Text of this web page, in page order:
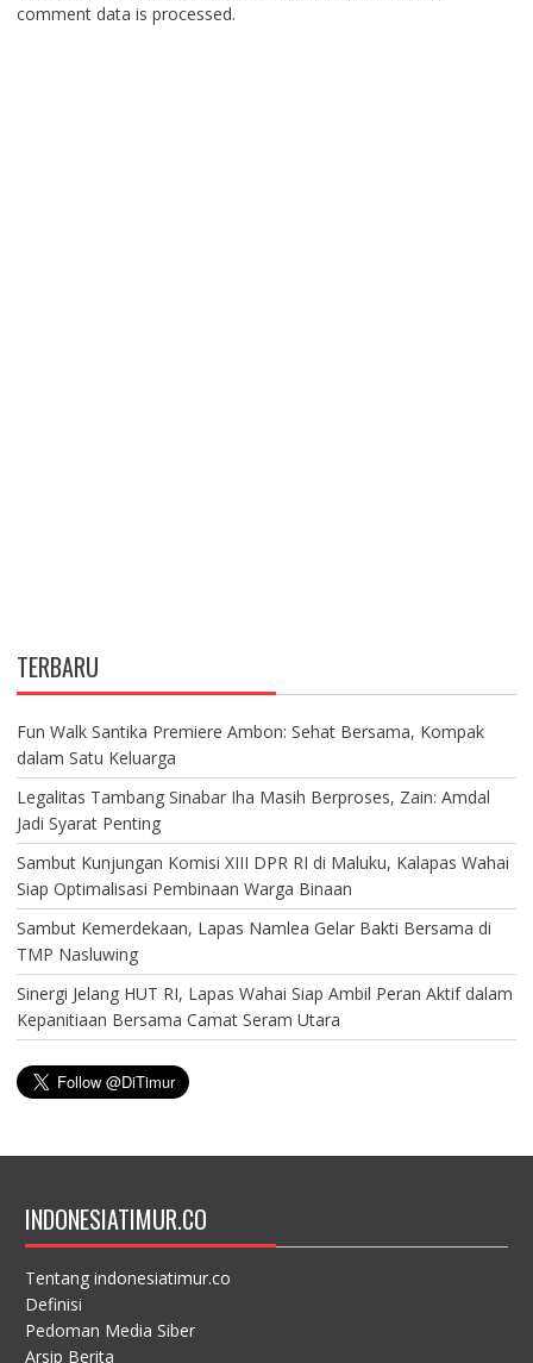
comment data is processed.
TERBARU
Fun Walk Santika Premiere Ambon: Sehat Bersama, Kompak
dalam Satu Keluarga
Legalitas Tambang Sinabar Iha Masih Berproses, Zain: Amdal
Jadi Syarat Penting
Sambut Kunjungan Komisi XIII DPR RI di Maluku, Kalapas Wahai
Siap Optimalisasi Pembinaan Warga Binaan
Sambut Kemerdekaan, Lapas Namlea Gelar Bakti Bersama di
TMP Nasluwing
Sinergi Jelang HUT RI, Lapas Wahai Siap Ambil Peran Aktif dalam
Kepanitiaan Bersama Camat Seram Utara
INDONESIATIMUR.CO
Tentang indonesiatimur.co
Definisi
Pedoman Media Siber
Arsip Berita